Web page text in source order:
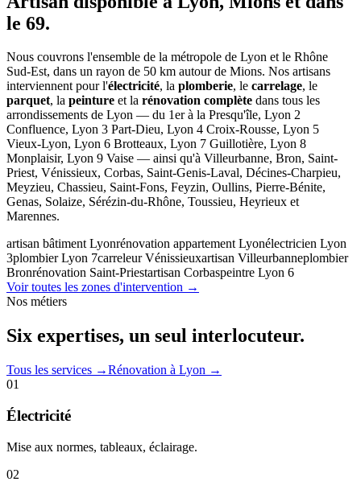
le 69.
Nous couvrons l'ensemble de la métropole de Lyon et le Rhône
Sud-Est, dans un rayon de 50 km autour de Mions. Nos artisans
interviennent pour l'électricité, la plomberie, le carrelage, le
parquet, la peinture et la rénovation complète dans tous les
arrondissements de Lyon — du 1er à la Presqu'île, Lyon 2
Confluence, Lyon 3 Part-Dieu, Lyon 4 Croix-Rousse, Lyon 5
Vieux-Lyon, Lyon 6 Brotteaux, Lyon 7 Guillotière, Lyon 8
Monplaisir, Lyon 9 Vaise — ainsi qu'à Villeurbanne, Bron, Saint-
Priest, Vénissieux, Corbas, Saint-Genis-Laval, Décines-Charpieu,
Meyzieu, Chassieu, Saint-Fons, Feyzin, Oullins, Pierre-Bénite,
Genas, Solaize, Sérézin-du-Rhône, Toussieu, Heyrieux et
Marennes.
artisan bâtiment Lyonrénovation appartement Lyonélectricien Lyon
3plombier Lyon 7carreleur Vénissieuxartisan Villeurbanneplombier
Bronrénovation Saint-Priestartisan Corbaspeintre Lyon 6
Voir toutes les zones d'intervention →
Nos métiers
Six expertises, un seul interlocuteur.
Tous les services →Rénovation à Lyon →
01
Électricité
Mise aux normes, tableaux, éclairage.
02